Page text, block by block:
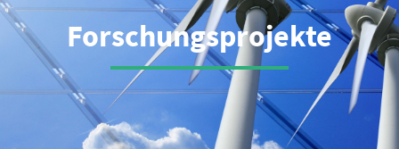
Forschungsprojekte